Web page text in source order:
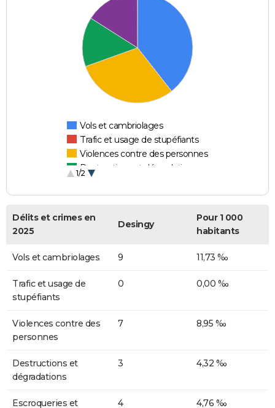
Vols et cambriolages
Trafic et usage de stupéfiants
Violences contre des personnes
Destructions et dégradations
1/2
Délits et crimes en
2025
Desingy
Pour 1 000
habitants
Vols et cambriolages 9 11,73 ‰
Trafic et usage de
stupéfiants
0 0,00 ‰
Violences contre des
personnes
7 8,95 ‰
Destructions et
dégradations
3 4,32 ‰
Escroqueries et
4 4,76 ‰